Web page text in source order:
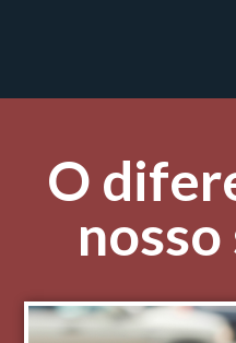
O